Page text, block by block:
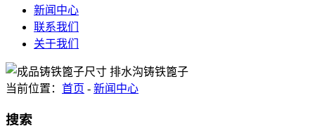
新闻中心
联系我们
关于我们
当前位置： 首页 - 新闻中心
搜索